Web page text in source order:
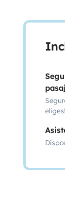
eliges!